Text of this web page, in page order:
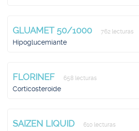
GLUAMET 50/1000 762 lecturas
Hipoglucemiante
FLORINEF 658 lecturas
Corticosteroide
SAIZEN LIQUID 610 lecturas